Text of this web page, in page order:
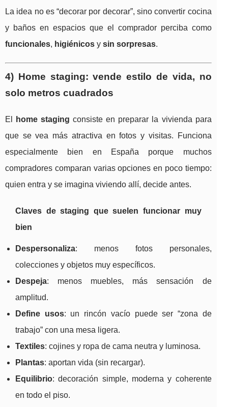
La idea no es “decorar por decorar”, sino convertir cocina
y baños en espacios que el comprador perciba como
funcionales, higiénicos y sin sorpresas.
4) Home staging: vende estilo de vida, no
solo metros cuadrados
El home staging consiste en preparar la vivienda para
que se vea más atractiva en fotos y visitas. Funciona
especialmente bien en España porque muchos
compradores comparan varias opciones en poco tiempo:
quien entra y se imagina viviendo allí, decide antes.
Claves de staging que suelen funcionar muy
bien
Despersonaliza: menos fotos personales,
colecciones y objetos muy específicos.
Despeja: menos muebles, más sensación de
amplitud.
Define usos: un rincón vacío puede ser “zona de
trabajo” con una mesa ligera.
Textiles: cojines y ropa de cama neutra y luminosa.
Plantas: aportan vida (sin recargar).
Equilibrio: decoración simple, moderna y coherente
en todo el piso.